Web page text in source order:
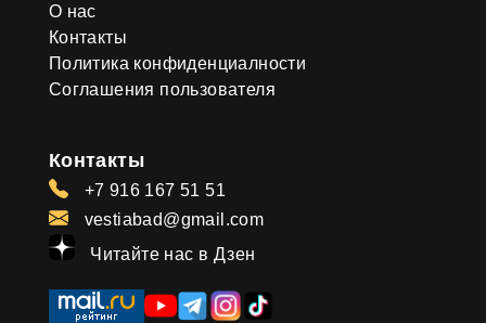
О нас
Контакты
Политика конфиденциалности
Соглашения пользователя
Контакты
+7 916 167 51 51
vestiabad@gmail.com
Читайте нас в Дзен